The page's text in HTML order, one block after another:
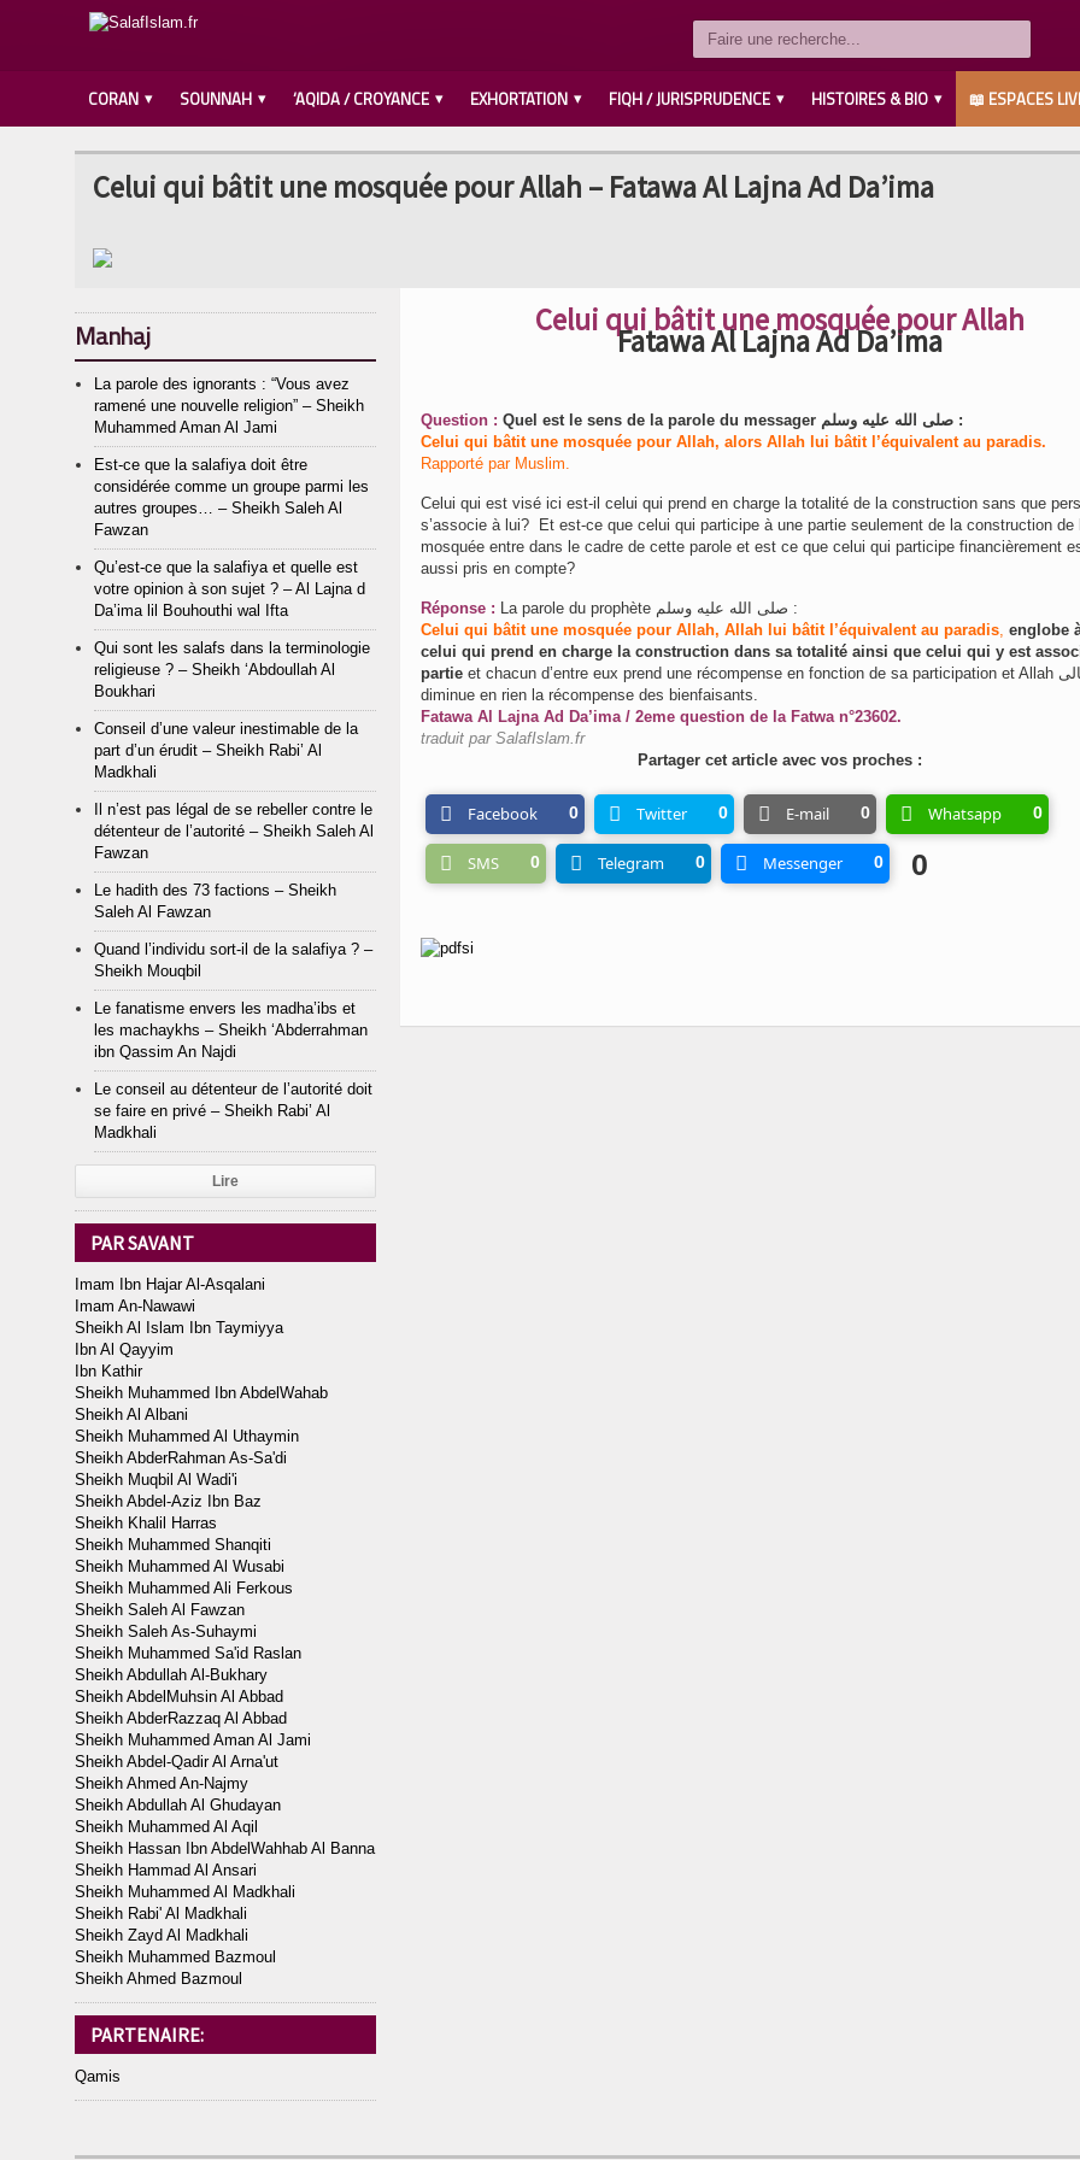
CORAN SOUNNAH ‘AQIDA / CROYANCE EXHORTATION FIQH / JURISPRUDENCE HISTOIRES & BIO 📖 ESPACES
Celui qui bâtit une mosquée pour Allah – Fatawa Al Lajna Ad Da’ima
Celui qui bâtit une mosquée pour Allah
Fatawa Al Lajna Ad Da’ima
Question :
Quel est le sens de la parole du messager صلى الله عليه وسلم :
Celui qui bâtit une mosquée pour Allah, alors Allah lui bâtit l’équivalent au paradis.
Rapporté par Muslim.
Celui qui est visé ici est-il celui qui prend en charge la totalité de la construction sans que
s’associe à lui? Et est-ce que celui qui participe à une partie seulement de la construction de
mosquée entre dans le cadre de cette parole et est ce que celui qui participe financièrement
aussi pris en compte?
Réponse :
La parole du prophète صلى الله عليه وسلم :
Celui qui bâtit une mosquée pour Allah, Allah lui bâtit l’équivalent au paradis, englobe
celui qui prend en charge la construction dans sa totalité ainsi que celui qui y est
partie et chacun d’entre eux prend une récompense en fonction de sa participation et Allah تعالى ne
diminue en rien la récompense des bienfaisants.
Fatawa Al Lajna Ad Da’ima / 2eme question de la Fatwa n°23602.
traduit par SalafIslam.fr
Partager cet article avec vos proches :
Facebook 0 Twitter 0 E-mail 0 Whatsapp 0
SMS 0 Telegram 0 Messenger 0 0
Manhaj
La parole des ignorants : “Vous avez
ramené une nouvelle religion” – Sheikh
Muhammed Aman Al Jami
Est-ce que la salafiya doit être
considérée comme un groupe parmi les
autres groupes… – Sheikh Saleh Al
Fawzan
Qu’est-ce que la salafiya et quelle est
votre opinion à son sujet ? – Al Lajna d
Da’ima lil Bouhouthi wal Ifta
Qui sont les salafs dans la terminologie
religieuse ? – Sheikh ‘Abdoullah Al
Boukhari
Conseil d’une valeur inestimable de la
part d’un érudit – Sheikh Rabi’ Al
Madkhali
Il n’est pas légal de se rebeller contre le
détenteur de l’autorité – Sheikh Saleh Al
Fawzan
Le hadith des 73 factions – Sheikh
Saleh Al Fawzan
Quand l’individu sort-il de la salafiya ? –
Sheikh Mouqbil
Le fanatisme envers les madha’ibs et
les machaykhs – Sheikh ‘Abderrahman
ibn Qassim An Najdi
Le conseil au détenteur de l’autorité doit
se faire en privé – Sheikh Rabi’ Al
Madkhali
Lire
PAR SAVANT
Imam Ibn Hajar Al-Asqalani
Imam An-Nawawi
Sheikh Al Islam Ibn Taymiyya
Ibn Al Qayyim
Ibn Kathir
Sheikh Muhammed Ibn AbdelWahab
Sheikh Al Albani
Sheikh Muhammed Al Uthaymin
Sheikh AbderRahman As-Sa'di
Sheikh Muqbil Al Wadi'i
Sheikh Abdel-Aziz Ibn Baz
Sheikh Khalil Harras
Sheikh Muhammed Shanqiti
Sheikh Muhammed Al Wusabi
Sheikh Muhammed Ali Ferkous
Sheikh Saleh Al Fawzan
Sheikh Saleh As-Suhaymi
Sheikh Muhammed Sa'id Raslan
Sheikh Abdullah Al-Bukhary
Sheikh AbdelMuhsin Al Abbad
Sheikh AbderRazzaq Al Abbad
Sheikh Muhammed Aman Al Jami
Sheikh Abdel-Qadir Al Arna'ut
Sheikh Ahmed An-Najmy
Sheikh Abdullah Al Ghudayan
Sheikh Muhammed Al Aqil
Sheikh Hassan Ibn AbdelWahhab Al Banna
Sheikh Hammad Al Ansari
Sheikh Muhammed Al Madkhali
Sheikh Rabi' Al Madkhali
Sheikh Zayd Al Madkhali
Sheikh Muhammed Bazmoul
Sheikh Ahmed Bazmoul
PARTENAIRE:
Qamis